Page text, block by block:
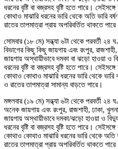
ধরনের বৃষ্টি বা বজ্রসহ বৃষ্টি হতে পারে।
কোথাও মাঝারি ধরনের ভারি থেকে অতি ভারি
রাতের তাপমাত্রা প্রায় অপরিবর্তিত থাকতে
সোমবার (১৮ মে) সন্ধ্যা ৬টা থেকে পরবর্তী ২৪
বিভাগের কিছু কিছু জায়গায় এবং রংপুর,
জায়গায় অস্থায়ীভাবে দমকা বা ঝড়ো হাওয়া ও
ধরনের বৃষ্টি বা বজ্রসহ বৃষ্টি হতে পারে।
কোথাও কোথাও মাঝারি ধরনের ভারি থেকে
ও রাতের তাপমাত্রা সামান্য বাড়তে পারে।
মঙ্গলবার (১৯ মে) সন্ধ্যা ৬টা থেকে পরবর্তী ২৪
অনেক জায়গায় এবং রংপুর, রাজশাহী, ঢাকা,
জায়গায় অস্থায়ীভাবে দমকা/ঝড়ো হাওয়া ও
ধরনের বৃষ্টি বা বজ্রসহ বৃষ্টি হতে পারে।
কোথাও কোথাও মাঝারি ধরনের ভারি থেকে অতি
রাতের তাপমাত্রা প্রায় অপরিবর্তিত থাকতে